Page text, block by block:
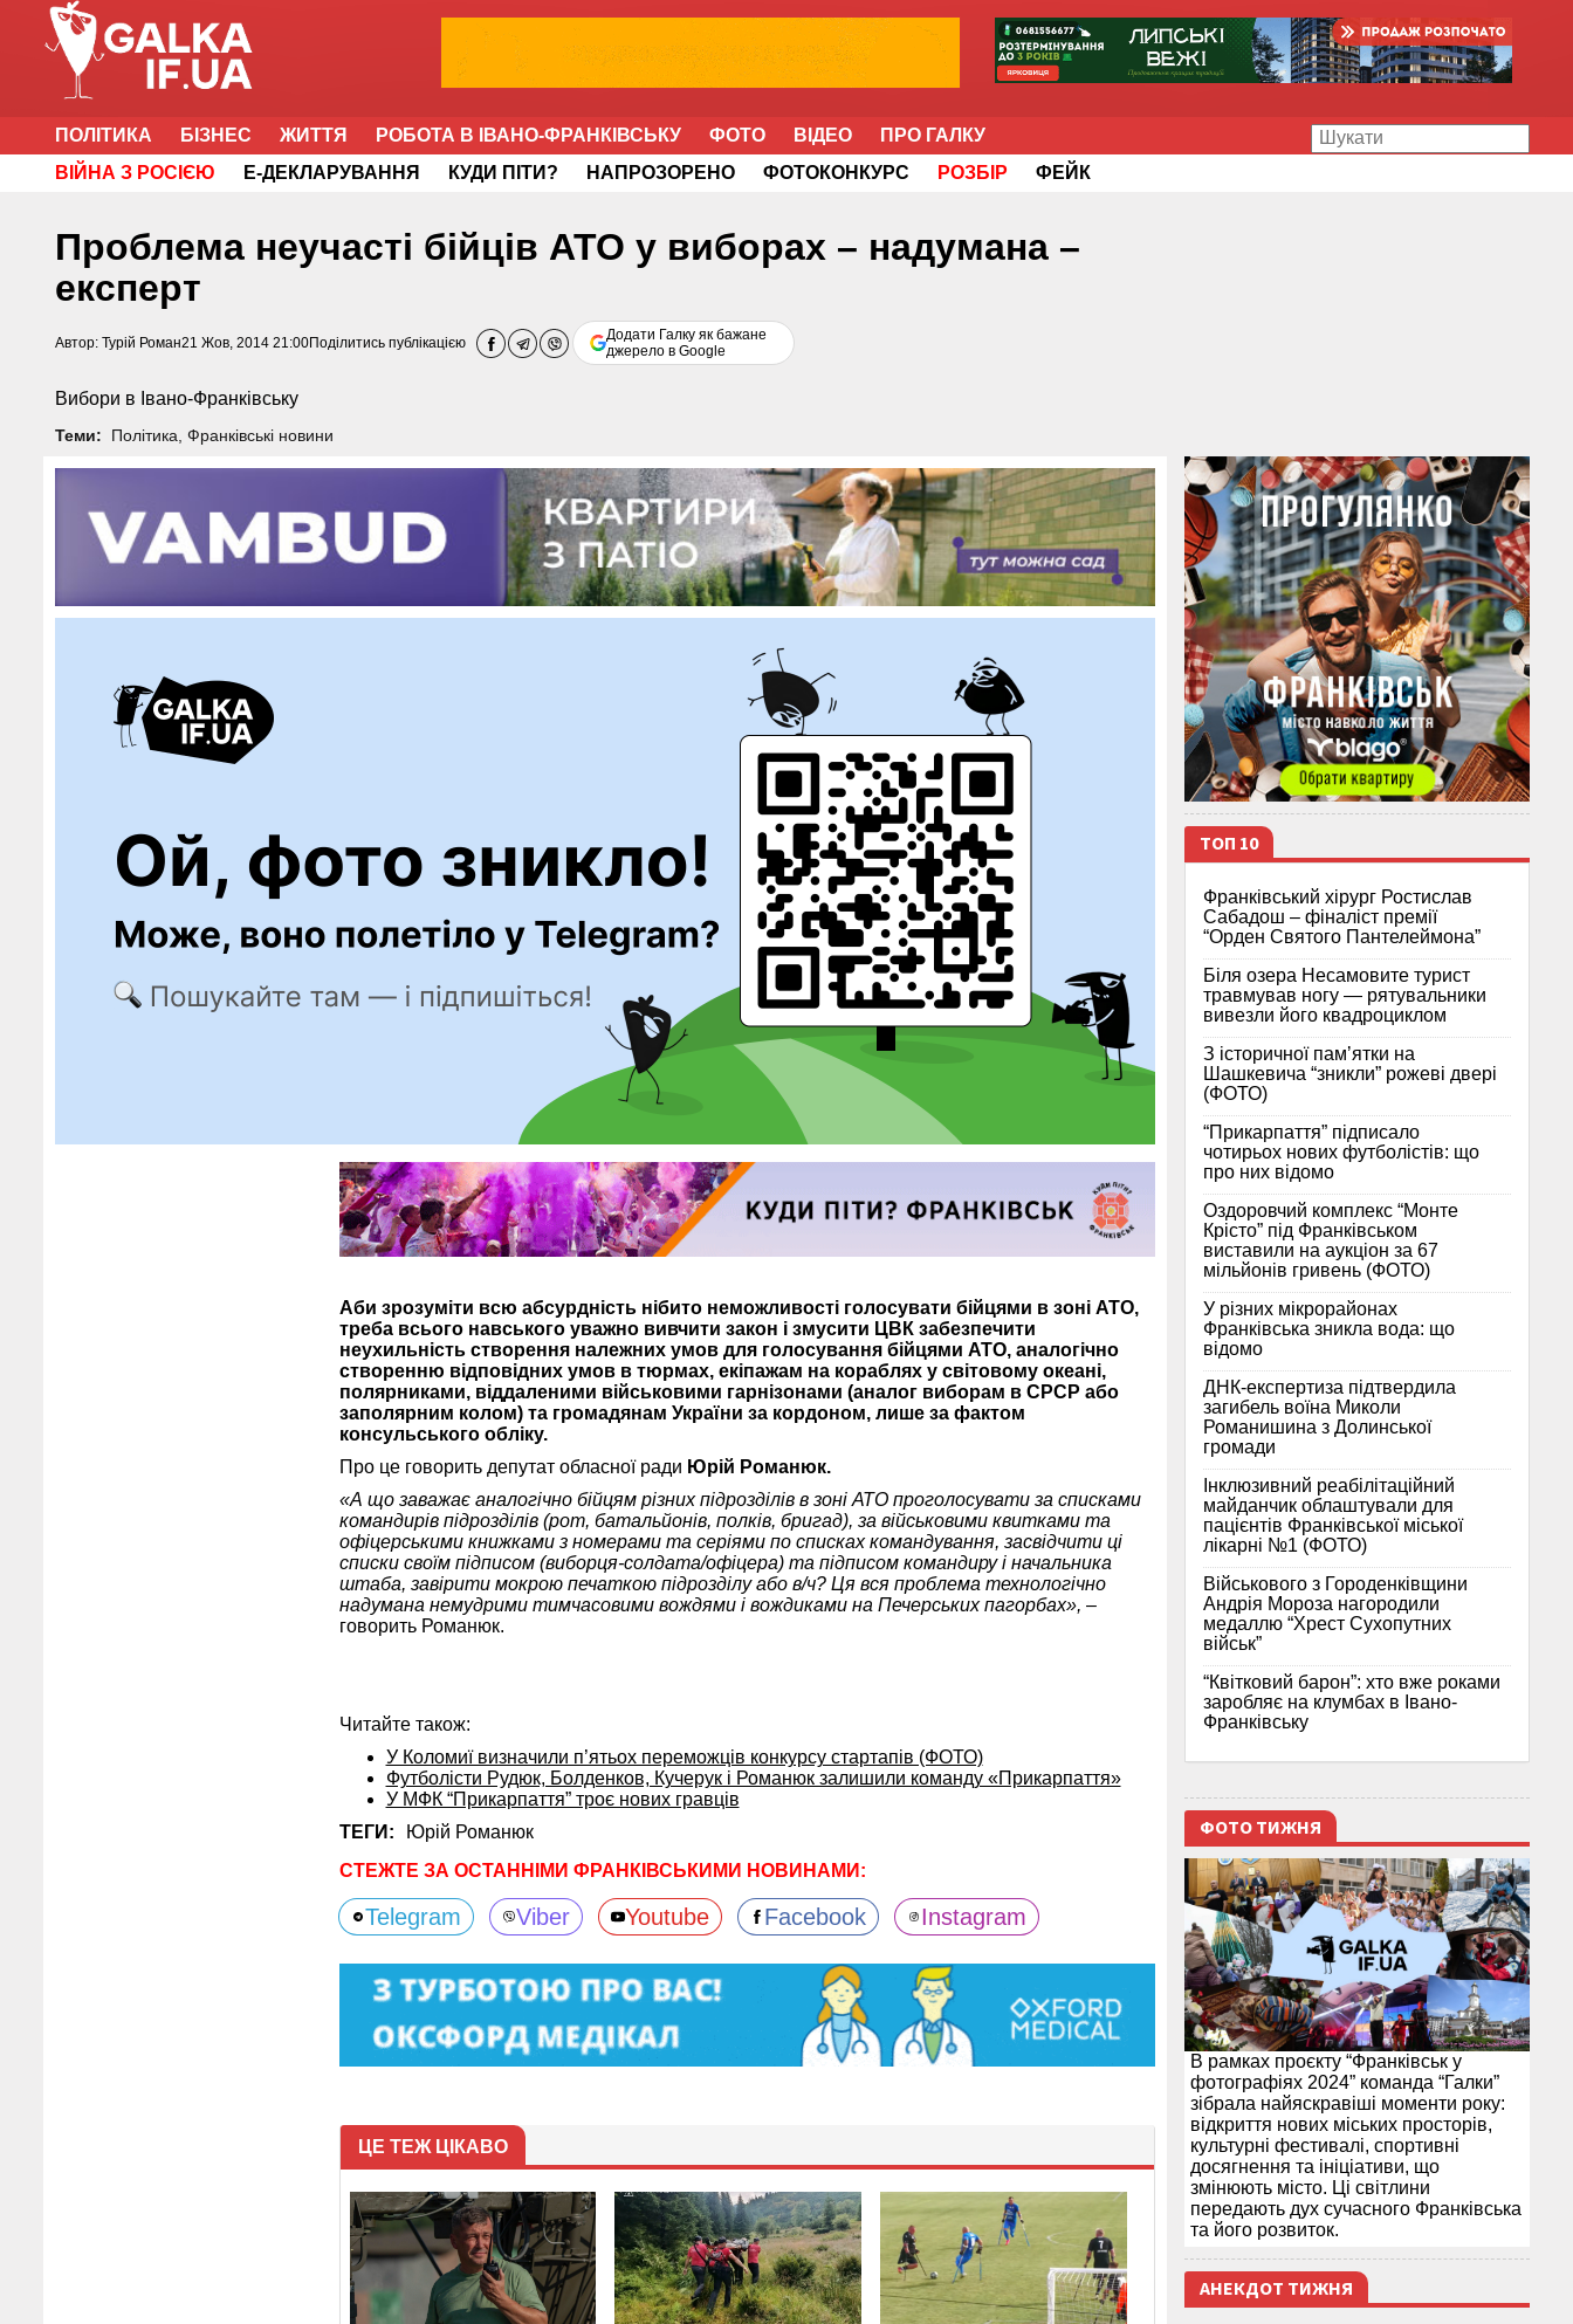
ПОЛІТИКА БІЗНЕС ЖИТТЯ РОБОТА В ІВАНО-ФРАНКІВСЬКУ ФОТО ВІДЕО
ПРО ГАЛКУ
ВІЙНА З РОСІЄЮ
Е-ДЕКЛАРУВАННЯ КУДИ ПІТИ? НАПРОЗОРЕНО ФОТОКОНКУРС РОЗБІР ФЕЙК
Проблема неучасті бійців АТО у виборах – надумана –
експерт
Автор: Турій Роман21 Жов, 2014 21:00Поділитись публікацією
Додати Галку як бажане
джерело в Google
Вибори в Івано-Франківську
Теми: Політика Франківські новини
Аби зрозуміти всю абсурдність нібито неможливості голосувати бійцями в зоні АТО,
треба всього навського уважно вивчити закон і змусити ЦВК забезпечити
неухильність створення належних умов для голосування бійцями АТО, аналогічно
створенню відповідних умов в тюрмах, екіпажам на кораблях у світовому океані,
полярниками, віддаленими військовими гарнізонами (аналог виборам в СРСР або
заполярним колом) та громадянам України за кордоном, лише за фактом
консульського обліку.
Про це говорить депутат обласної ради Юрій Романюк.
«А що заважає аналогічно бійцям різних підрозділів в зоні АТО проголосувати за списками
командирів підрозділів (рот, батальйонів, полків, бригад), за військовими квитками та
офіцерськими книжками з номерами та серіями по списках командування, засвідчити ці
списки своїм підписом (виборця-солдата/офіцера) та підписом командиру і начальника
штаба, завірити мокрою печаткою підрозділу або в/ч? Ця вся проблема технологічно
надумана немудрими тимчасовими вождями і вождиками на Печерських пагорбах», –
говорить Романюк.
Читайте також:
У Коломиї визначили п’ятьох переможців конкурсу стартапів (ФОТО)
Футболісти Рудюк, Болденков, Кучерук і Романюк залишили команду «Прикарпаття»
У МФК “Прикарпаття” троє нових гравців
ТЕГИ:
Юрій Романюк
СТЕЖТЕ ЗА ОСТАННІМИ ФРАНКІВСЬКИМИ НОВИНАМИ:
Telegram Viber Youtube Facebook Instagram
ЦЕ ТЕЖ ЦІКАВО
ТОП 10
Франківський хірург Ростислав
Сабадош – фіналіст премії
“Орден Святого Пантелеймона”
Біля озера Несамовите турист
травмував ногу — рятувальники
вивезли його квадроциклом
З історичної памʼятки на
Шашкевича “зникли” рожеві двері
(ФОТО)
“Прикарпаття” підписало
чотирьох нових футболістів: що
про них відомо
Оздоровчий комплекс “Монте
Крісто” під Франківськом
виставили на аукціон за 67
мільйонів гривень (ФОТО)
У різних мікрорайонах
Франківська зникла вода: що
відомо
ДНК-експертиза підтвердила
загибель воїна Миколи
Романишина з Долинської
громади
Інклюзивний реабілітаційний
майданчик облаштували для
пацієнтів Франківської міської
лікарні №1 (ФОТО)
Військового з Городенківщини
Андрія Мороза нагородили
медаллю “Хрест Сухопутних
військ”
“Квітковий барон”: хто вже роками
заробляє на клумбах в Івано-
Франківську
ФОТО ТИЖНЯ
В рамках проєкту “Франківськ у
фотографіях 2024” команда “Галки”
зібрала найяскравіші моменти року:
відкриття нових міських просторів,
культурні фестивалі, спортивні
досягнення та ініціативи, що
змінюють місто. Ці світлини
передають дух сучасного Франківська
та його розвиток.
АНЕКДОТ ТИЖНЯ